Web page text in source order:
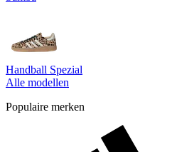
Handball Spezial
Alle modellen
Populaire merken